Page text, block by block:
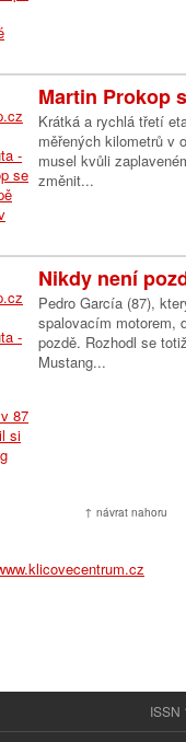
Martin Prokop
Krátká a rychlá třetí
měřených kilometrů v
musel kvůli
změnit...
Nikdy není
Pedro García (87),
spalovacím motorem,
pozdě. Rozhodl se
Mustang...
↑ návrat nahoru
ISSN